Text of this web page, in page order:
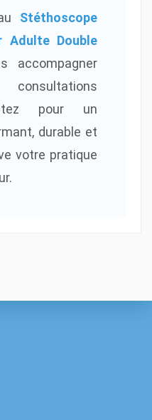
Stéthoscope
Adulte Double
accompagner
pour un
durable et
votre pratique